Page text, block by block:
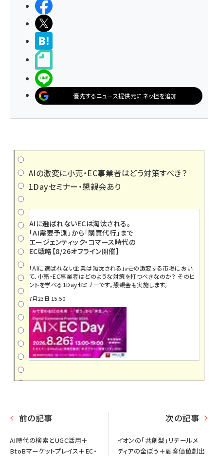
優先するニュース提供元にネッ担を追加
AIの激変に小売・EC事業者はどう対策すべき？
1Dayセミナー・懇親会あり
AIに選ばれないECは淘汰される。
「AI需要予測」から「購買代行」まで
エージェンティック・コマース時代の
EC戦略【8/26オフライン開催】
「AIに選ばれない企業は淘汰される」――。この激変する市場におい
て、小売・EC事業者はどのような対策を打つべきなのか？ そのヒ
ントを学べる1Dayセミナーです。懇親会も実施します。
7月23日 15:50
前の記事
AI時代の検索とUGC活用＋
BtoBマーケットプレイス＋EC・
次の記事
イオンの「共創型」リテールメ
ディアの全ぼう＋顧客価値創出